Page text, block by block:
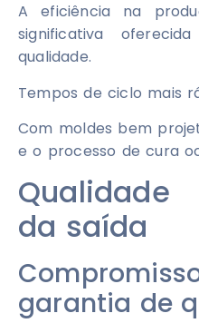
A eficiência na
significativa
qualidade.
Tempos de ciclo mais
Com moldes bem
e o processo de cura
da saída
garantia de